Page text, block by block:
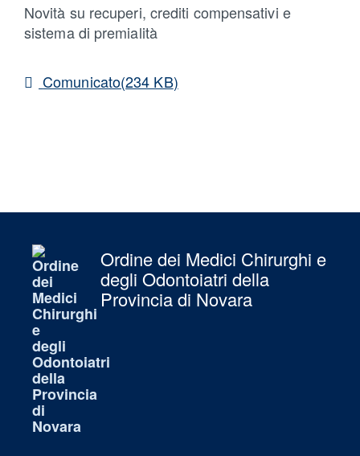
Novità su recuperi, crediti compensativi e
sistema di premialità
pdf
Comunicato(234 KB)
Ordine dei Medici Chirurghi e
degli Odontoiatri della
Provincia di Novara